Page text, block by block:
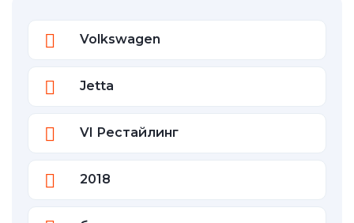
Volkswagen
Jetta
VI Рестайлинг
2018